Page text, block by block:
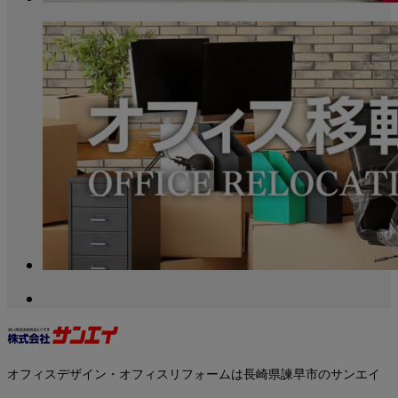
オフィスデザイン・オフィスリフォームは長崎県諫早市のサンエイ